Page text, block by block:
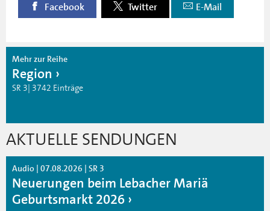
Facebook Twitter E-Mail
Mehr zur Reihe
Region
SR 3| 3742 Einträge
AKTUELLE SENDUNGEN
Audio | 07.08.2026 | SR 3
Neuerungen beim Lebacher Mariä
Geburtsmarkt 2026